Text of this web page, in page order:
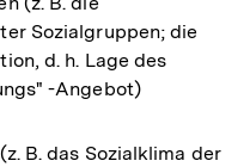
Sozialgruppen; die
d. h. Lage des
-Angebot)
B. das Sozialklima der